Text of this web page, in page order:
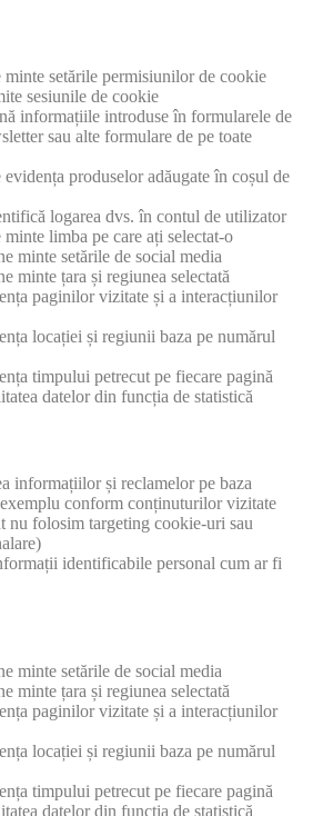
setările permisiunilor de cookie
sesiunile de cookie
informațiile introduse în formularele de
sau alte formulare de pe toate
produselor adăugate în coșul de
logarea dvs. în contul de utilizator
limba pe care ați selectat-o
minte setările de social media
minte țara și regiunea selectată
paginilor vizitate și a interacțiunilor
locației și regiunii baza pe numărul
timpului petrecut pe fiecare pagină
datelor din funcția de statistică
informațiilor și reclamelor pe baza
conform conținuturilor vizitate
nu folosim targeting cookie-uri sau
identificabile personal cum ar fi
minte setările de social media
minte țara și regiunea selectată
paginilor vizitate și a interacțiunilor
locației și regiunii baza pe numărul
timpului petrecut pe fiecare pagină
datelor din funcția de statistică